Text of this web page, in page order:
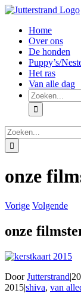
Ga
inhoudHome
Over ons
De honden
Puppy’s/
Het ras
Van alle dag
Zoeken
naar:
Zoeken
naar:
onze
Vorige Volgende
onze
DoorJutterstrand|
2015|shiva, van